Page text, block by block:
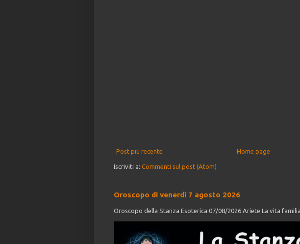
Post più recente Home page
Iscriviti a: Commenti sul post (Atom)
Oroscopo di venerdì 7 agosto 2026
Oroscopo della Stanza Esoterica 07/08/2026 Ariete La vita